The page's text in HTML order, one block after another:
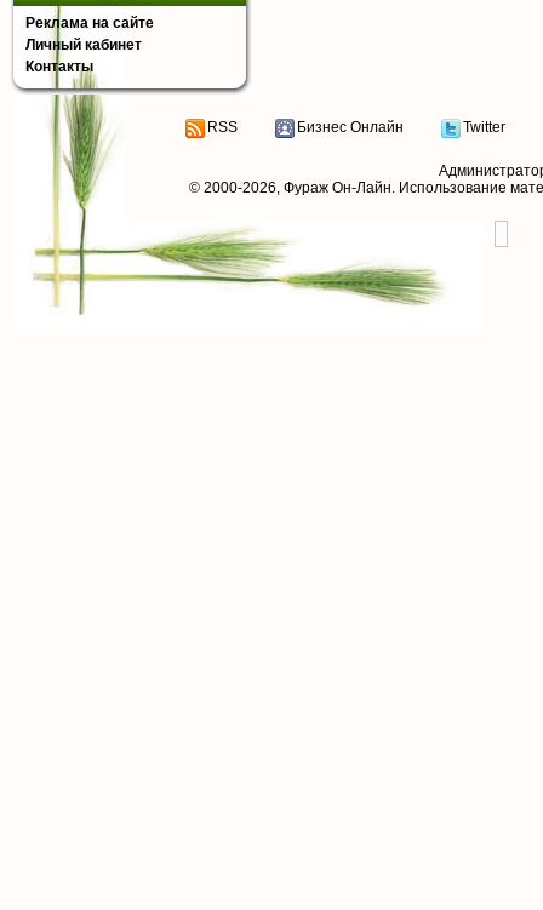
Реклама на сайте
Личный кабинет
Контакты
RSS Бизнес Онлайн Twitter
© 2000-2026, Фураж Он-Лайн. Использование